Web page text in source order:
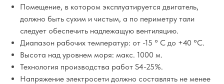
Помещение, в котором эксплуатируется двигатель,
должно быть сухим и чистым, а по периметру тали
следует обеспечить надлежащую вентиляцию.
Диапазон рабочих температур: от -15 ° C до +40 °C.
Высота над уровнем моря: макс. 1000 м.
Технология производства работ S4-25%.
Напряжение электросети должно составлять не менее